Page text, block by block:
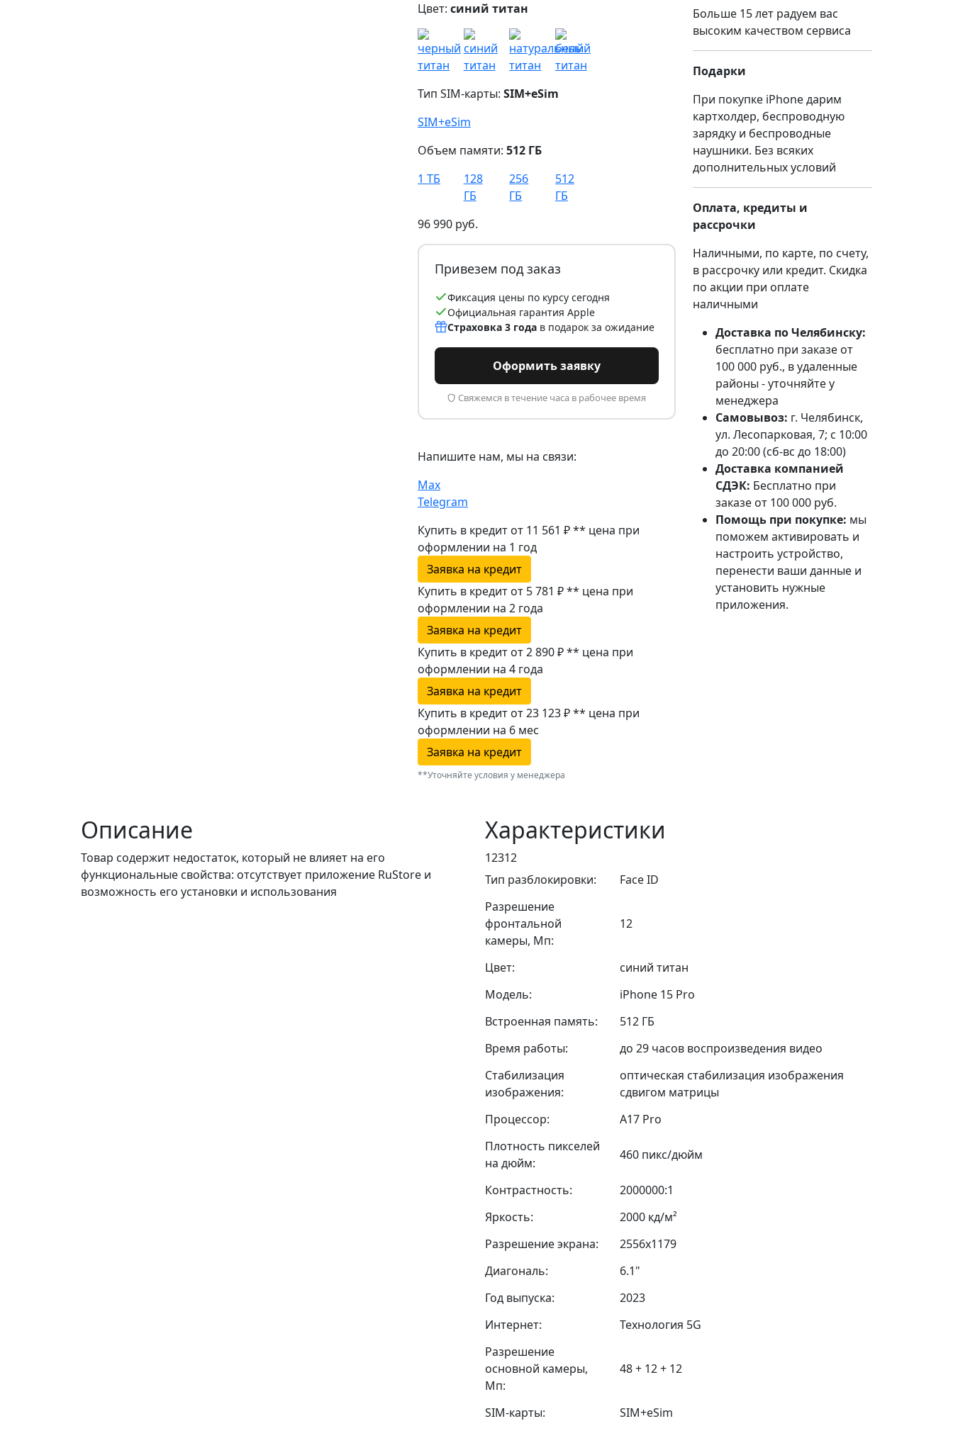
Цвет: синий титан
Тип SIM-карты: SIM+eSim
SIM+eSim
Объем памяти: 512 ГБ
1 ТБ
128
ГБ
256
ГБ
512
ГБ
96 990 руб.
Привезем под заказ
Фиксация цены по курсу сегодня
Официальная гарантия Apple
Страховка 3 годав подарок за ожидание
Оформить заявку
Свяжемся в течение часа в рабочее время
Напишите нам, мы на связи:
Max
Telegram
Купить в кредит от 11 561 ₽** цена при
оформлении на 1 год
Заявка на кредит
Купить в кредит от 5 781 ₽** цена при
оформлении на 2 года
Заявка на кредит
Купить в кредит от 2 890 ₽** цена при
оформлении на 4 года
Заявка на кредит
Купить в кредит от 23 123 ₽** цена при
оформлении на 6 мес
Заявка на кредит
**Уточняйте условия у менеджера
Больше 15 лет радуем вас
высоким качеством сервиса
Подарки
При покупке iPhone дарим
картхолдер, беспроводную
зарядку и беспроводные
наушники. Без всяких
дополнительных условий
Оплата, кредиты и
рассрочки
Наличными, по карте, по счету,
в рассрочку или кредит. Скидка
по акции при оплате
наличными
Доставка по Челябинску:
бесплатно при заказе от
100 000 руб., в удаленные
районы - уточняйте у
менеджера
Самовывоз: г. Челябинск,
ул. Лесопарковая, 7; с 10:00
до 20:00 (сб-вс до 18:00)
Доставка компанией
СДЭК: Бесплатно при
заказе от 100 000 руб.
Помощь при покупке: мы
поможем активировать и
настроить устройство,
перенести ваши данные и
установить нужные
приложения.
Описание
Товар содержит недостаток, который не влияет на его
функциональные свойства: отсутствует приложение RuStore и
возможность его установки и использования
Характеристики
12312
Тип разблокировки:
Face ID
Разрешение
фронтальной
камеры, Мп:
12
Цвет:
синий титан
Модель:
iPhone 15 Pro
Встроенная память:
512 ГБ
Время работы:
до 29 часов воспроизведения видео
Стабилизация
изображения:
оптическая стабилизация изображения
сдвигом матрицы
Процессор:
A17 Pro
Плотность пикселей
на дюйм:
460 пикс/дюйм
Контрастность:
2000000:1
Яркость:
2000 кд/м²
Разрешение экрана:
2556x1179
Диагональ:
6.1"
Год выпуска:
2023
Интернет:
Технология 5G
Разрешение
основной камеры,
Мп:
48 + 12 + 12
SIM-карты: SIM+eSim